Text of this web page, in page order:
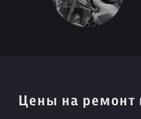
Цены на ремонт